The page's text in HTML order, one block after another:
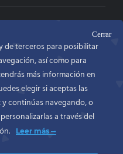
Cerrar
de terceros para posibilitar
así como para
más información en
elegir si aceptas las
continúas navegando, o
a través del
Leer más